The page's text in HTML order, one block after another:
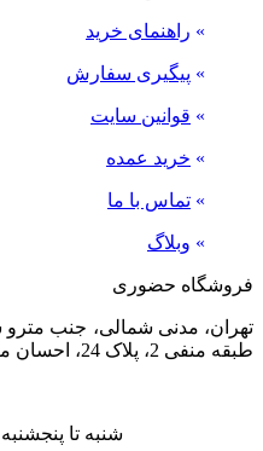
» راهنمای خرید
» پیگیری سفارش
» قوانین سایت
» خرید عمده
» تماس با ما
» وبلاگ
فروشگاه حضوری
تهران، مدنی شمالی، جنب مترو
طبقه منفی 2، پلاک 24، احسان مارکت
شنبه تا پنجشنبه